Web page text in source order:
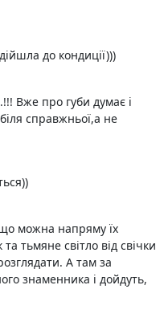
до кондиції)))
Вже про губи думає і
справжньої,а не
можна напряму їх
тьмяне світло від свічки
А там за
знаменника і дойдуть,